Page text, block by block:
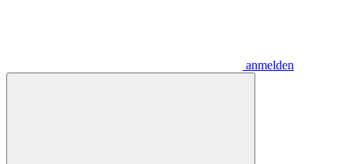
anmelden